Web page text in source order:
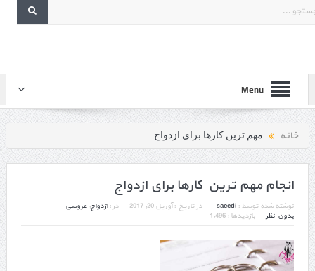
Menu
خانه مهم ترین کارها برای ازدواج
انجام مهم ترین کارها برای ازدواج
نوشته شده توسط : saeedi در تاریخ :آوریل 20, 2017 در :ازدواج, عروسی
بدون نظر
بازدیدها : 1,496